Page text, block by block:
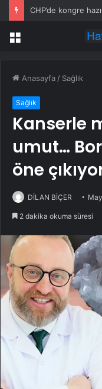
Menü
Anasayfa / Sağlık
Sağlık
Kanserle
umut…
öne
DİLAN BİÇER
2 dakika okuma süresi